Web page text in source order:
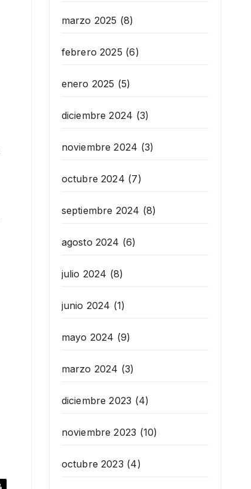
marzo 2025 (8)
febrero 2025 (6)
enero 2025 (5)
diciembre 2024 (3)
noviembre 2024 (3)
octubre 2024 (7)
septiembre 2024 (8)
agosto 2024 (6)
julio 2024 (8)
junio 2024 (1)
mayo 2024 (9)
marzo 2024 (3)
diciembre 2023 (4)
noviembre 2023 (10)
octubre 2023 (4)